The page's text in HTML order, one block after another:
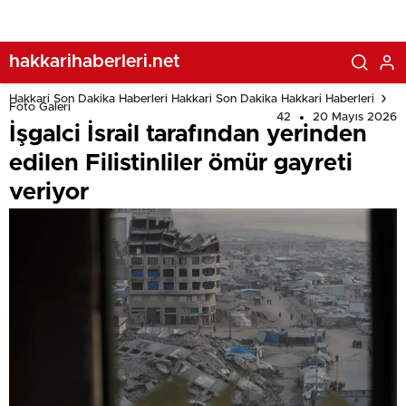
hakkarihaberleri.net
Hakkari Son Dakika Haberleri Hakkari Son Dakika Hakkari Haberleri
Foto Galeri
42
20 Mayıs 2026
İşgalci İsrail tarafından yerinden
edilen Filistinliler ömür gayreti
veriyor